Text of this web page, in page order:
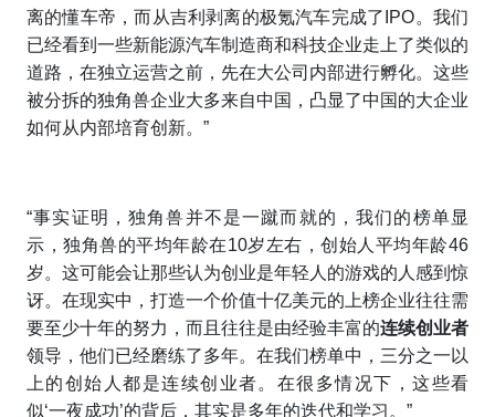
离的懂车帝，而从吉利剥离的极氪汽车完成了IPO。我们
已经看到一些新能源汽车制造商和科技企业走上了类似的
道路，在独立运营之前，先在大公司内部进行孵化。这些
被分拆的独角兽企业大多来自中国，凸显了中国的大企业
如何从内部培育创新。”
“事实证明，独角兽并不是一蹴而就的，我们的榜单显
示，独角兽的平均年龄在10岁左右，创始人平均年龄46
岁。这可能会让那些认为创业是年轻人的游戏的人感到惊
讶。在现实中，打造一个价值十亿美元的上榜企业往往需
要至少十年的努力，而且往往是由经验丰富的连续创业者
领导，他们已经磨练了多年。在我们榜单中，三分之一以
上的创始人都是连续创业者。在很多情况下，这些看
似‘一夜成功’的背后，其实是多年的迭代和学习。”